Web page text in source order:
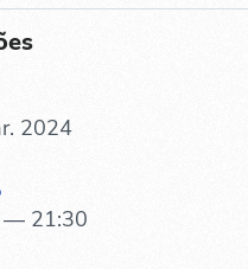
2024
— 21:30